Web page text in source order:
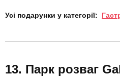
Усі подарунки у категорії:
Парк розваг